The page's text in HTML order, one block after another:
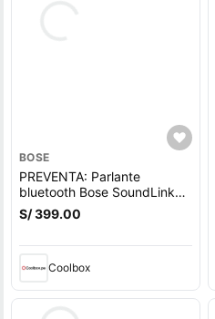
BOSE
PREVENTA: Parlante
bluetooth Bose SoundLink
Flex 1ra Gen, Bluetooth 5.3,
hasta 12h, IP67, batería
S/ 399.00
Coolbox